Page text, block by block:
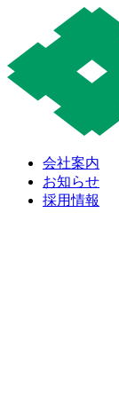
会社案内
お知らせ
採用情報